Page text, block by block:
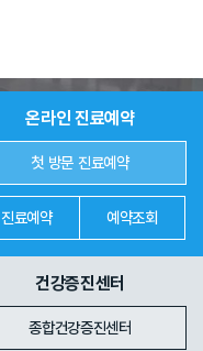
온라인 진료예약
첫 방문 진료예약
진료예약 예약조회
건강증진센터
종합건강증진센터